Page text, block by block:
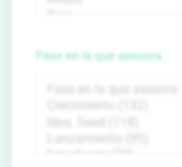
Fase en la que asesora